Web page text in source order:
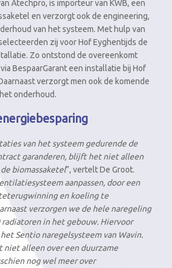
Atechpro, is importeur van KWB, een
en verzorgt ook de engineering,
van het systeem. Met hulp van
zij voor Hof Eyghentijds de
Zo ontstond de overeenkomt
BespaarGarant een installatie bij Hof
verzorgt men ook de komende
onderhoud.
van het systeem gedurende de
garanderen, blijft het niet alleen
biomassaketel”, vertelt De Groot.
aanpassen, door een
en koeling te
verzorgen we de hele naregeling
radiatoren in het gebouw. Hiervoor
Sentio naregelsysteem van Wavin.
niet alleen over een duurzame
nog wel meer over